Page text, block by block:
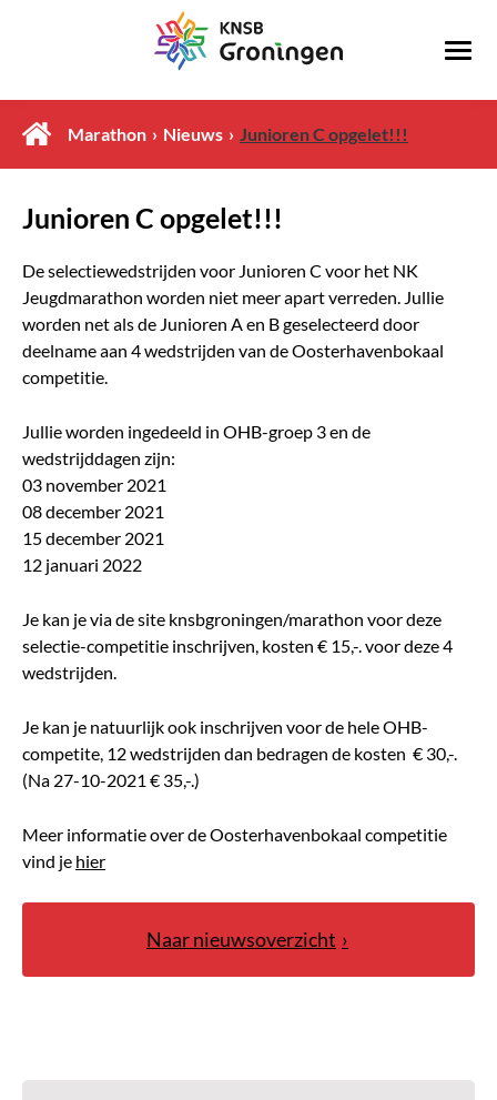
Marathon Nieuws Junioren C opgelet!!!
Junioren C opgelet!!!
De selectiewedstrijden voor Junioren C voor het NK
Jeugdmarathon worden niet meer apart verreden. Jullie
worden net als de Junioren A en B geselecteerd door
deelname aan 4 wedstrijden van de Oosterhavenbokaal
competitie.
Jullie worden ingedeeld in OHB-groep 3 en de
wedstrijddagen zijn:
03 november 2021
08 december 2021
15 december 2021
12 januari 2022
Je kan je via de site knsbgroningen/marathon voor deze
selectie-competitie inschrijven, kosten € 15,-. voor deze 4
wedstrijden.
Je kan je natuurlijk ook inschrijven voor de hele OHB-
competite, 12 wedstrijden dan bedragen de kosten € 30,-.
(Na 27-10-2021 € 35,-.)
Meer informatie over de Oosterhavenbokaal competitie
vind je hier
Naar nieuwsoverzicht